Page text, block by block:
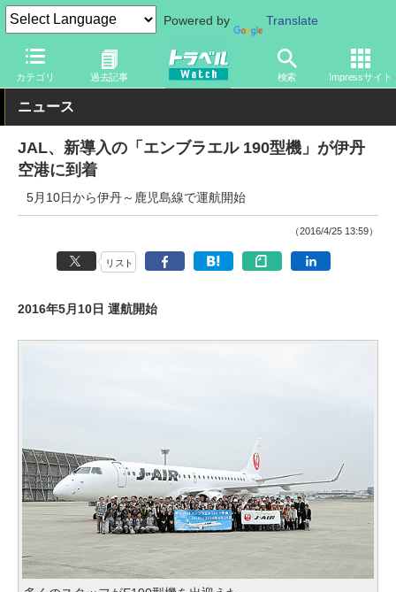
Powered by Translate
カテゴリ 過去記事 検索 Impressサイト
トラベル Watch 旅の方法 空旅 飛行機
ニュース
JAL、新導入の「エンブラエル 190型機」が伊丹
空港に到着
5月10日から伊丹～鹿児島線で運航開始
（2016/4/25 13:59）
リスト
2016年5月10日 運航開始